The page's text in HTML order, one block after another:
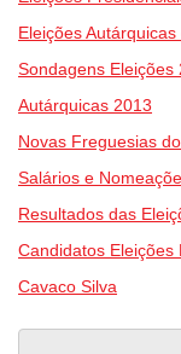
Eleições
Sondagens Eleições
Autárquicas 2013
Novas Freguesias
Salários e
Resultados das
Candidatos Eleições
Cavaco Silva